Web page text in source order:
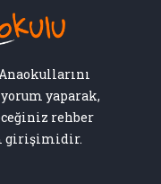
yaparak,
rehber
girişimidir.